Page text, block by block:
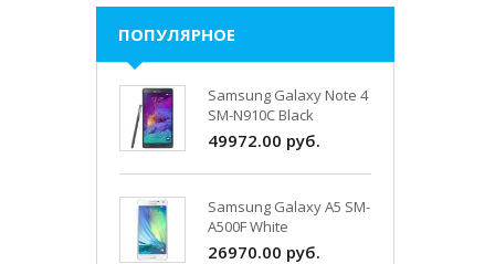
ПОПУЛЯРНОЕ
Samsung Galaxy Note 4
SM-N910C Black
49972.00 руб.
Samsung Galaxy A5 SM-
A500F White
26970.00 руб.